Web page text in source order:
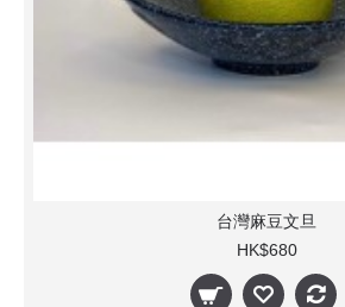
台灣麻豆文旦
HK$680